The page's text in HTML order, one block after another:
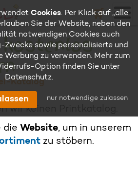
🛒
Katalog
wir keinen Printkatalog.
die Website, um in unserem
zu stöbern.
Cookies. Per Klick auf „alle
Sie der Website, neben den
notwendigen Cookies auch
Zwecke sowie personalisierte und
Werbung zu verwenden. Mehr zum
Option finden Sie unter
Datenschutz.
nur notwendige zulassen